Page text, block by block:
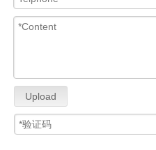
Upload